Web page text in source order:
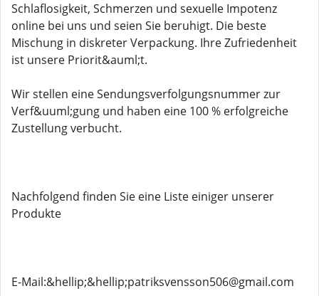
Schlaflosigkeit, Schmerzen und sexuelle Impotenz
online bei uns und seien Sie beruhigt. Die beste
Mischung in diskreter Verpackung. Ihre Zufriedenheit
ist unsere Priorit&auml;t.
Wir stellen eine Sendungsverfolgungsnummer zur
Verf&uuml;gung und haben eine 100 % erfolgreiche
Zustellung verbucht.
Nachfolgend finden Sie eine Liste einiger unserer
Produkte
E-Mail:&hellip;&hellip;patriksvensson506@gmail.com